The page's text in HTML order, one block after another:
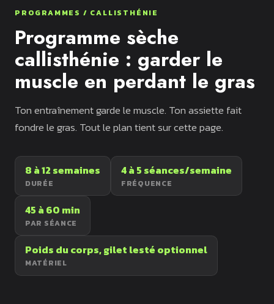
pompes
PROGRAMMES / CALLISTHÉNIE
Programme sèche
callisthénie : garder le
muscle en perdant le gras
Ton entraînement garde le muscle. Ton assiette fait
fondre le gras. Tout le plan tient sur cette page.
8 à 12 semaines
DURÉE
4 à 5 séances/semaine
FRÉQUENCE
45 à 60 min
PAR SÉANCE
Poids du corps, gilet lesté optionnel
MATÉRIEL